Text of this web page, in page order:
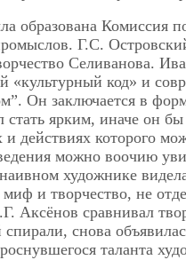
образована Комиссия
Г.С.
Селиванова.
код» и
Он заключается в
ярким, иначе он
и действиях которого
можно воочию
художнике
и творчество, не
Аксёнов сравнивал
снова
таланта